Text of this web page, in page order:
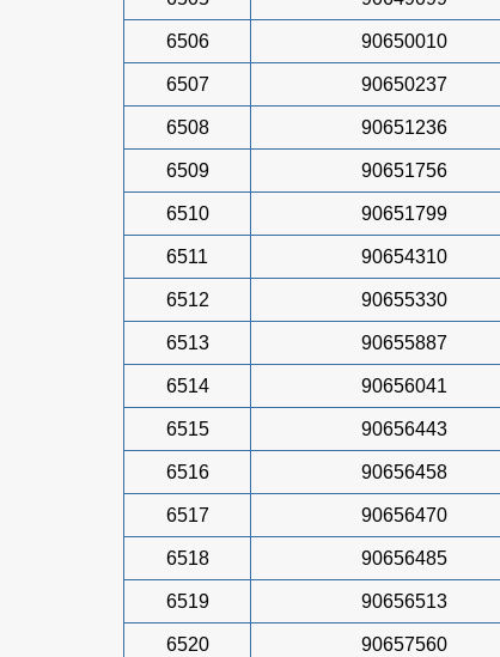
6506 90650010
6507 90650237
6508 90651236
6509 90651756
6510 90651799
6511 90654310
6512 90655330
6513 90655887
6514 90656041
6515 90656443
6516 90656458
6517 90656470
6518 90656485
6519 90656513
6520 90657560